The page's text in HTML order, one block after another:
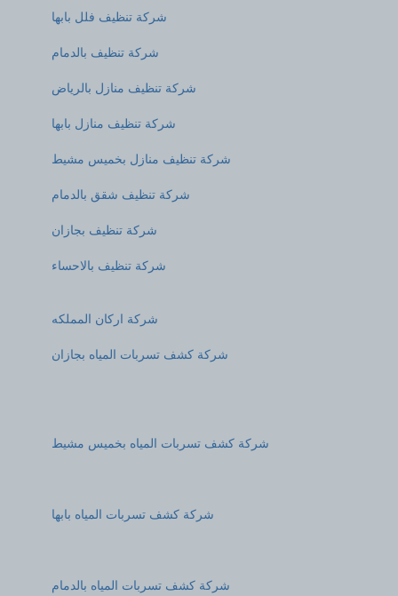
شركة تنظيف فلل بابها
شركة تنظيف بالدمام
شركة تنظيف منازل بالرياض
شركة تنظيف منازل بابها
شركة تنظيف منازل بخميس مشيط
شركة تنظيف شقق بالدمام
شركة تنظيف بجازان
شركة تنظيف بالاحساء
شركة اركان المملكه
شركة كشف تسربات المياه بجازان
شركة كشف تسربات المياه بخميس مشيط
شركة كشف تسربات المياه بابها
شركة كشف تسربات المياه بالدمام